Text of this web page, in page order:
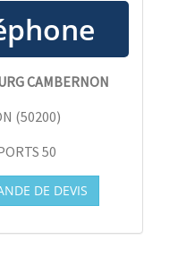
CAMBERNON
(50200)
50
DE DEVIS